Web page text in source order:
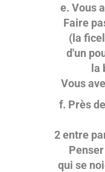
e. Vous
Faire
(la
d'un
la
Vous
f. Près
2 entre par
Penser
qui se